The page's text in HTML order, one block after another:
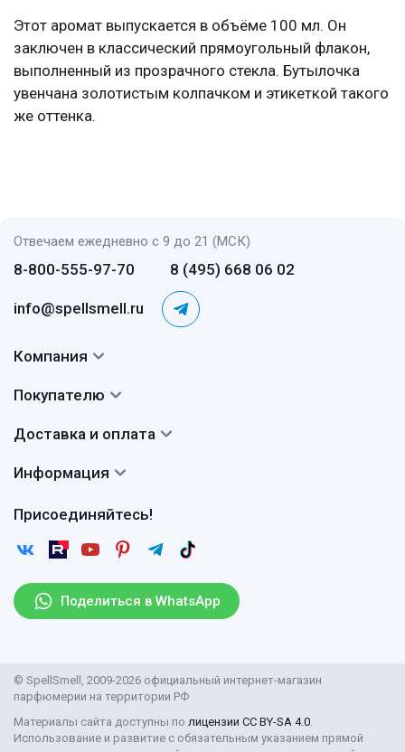
Этот аромат выпускается в объёме 100 мл. Он
заключен в классический прямоугольный флакон,
выполненный из прозрачного стекла. Бутылочка
увенчана золотистым колпачком и этикеткой такого
же оттенка.
Отвечаем ежедневно с 9 до 21 (МСК)
8-800-555-97-70 8 (495) 668 06 02
info@spellsmell.ru
Поделиться в WhatsApp
Присоединяйтесь!
Компания
Авторы
Сертификаты
Покупателю
Вопросы и ответы
Отзывы
Рассылка
Доставка и оплата
Доставка
Возврат
Информация
Пользовательское соглашение
Защита персональных данных
Правила продажи товаров (Постановление Правительства
Поставщикам
© SpellSmell, 2009-2026 официальный интернет-магазин
парфюмерии на территории РФ
Материалы сайта доступны по лицензии CC BY-SA 4.0.
Использование и развитие с обязательным указанием прямой